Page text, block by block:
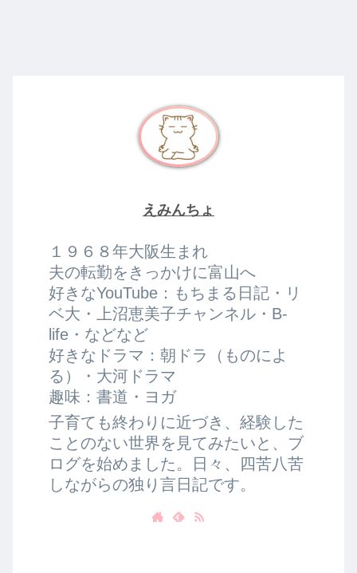
えみんちょ
１９６８年大阪生まれ
夫の転勤をきっかけに富山へ
好きなYouTube：もちまる日記・リ
ベ大・上沼恵美子チャンネル・B-
life・などなど
好きなドラマ：朝ドラ（ものによ
る）・大河ドラマ
趣味：書道・ヨガ
子育ても終わりに近づき、経験した
ことのない世界を見てみたいと、ブ
ログを始めました。日々、四苦八苦
しながらの独り言日記です。